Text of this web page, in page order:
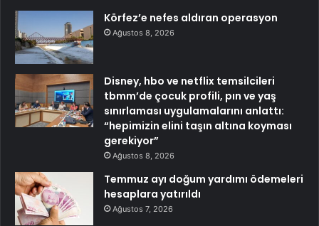
Körfez’e nefes aldıran operasyon
Ağustos 8, 2026
Disney, hbo ve netflix temsilcileri
tbmm’de çocuk profili, pın ve yaş
sınırlaması uygulamalarını anlattı:
“hepimizin elini taşın altına koyması
gerekiyor”
Ağustos 8, 2026
Temmuz ayı doğum yardımı ödemeleri
hesaplara yatırıldı
Ağustos 7, 2026